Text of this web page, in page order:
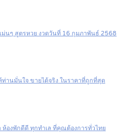
ม่นๆ สูตรหวย งวดวันที่ 16 กุมภาพันธ์ 2568
านมั่นใจ ขายได้จริง ในราคาที่ถูกที่สุด
ห้องพักดีดี ทุกทำเล ที่คุณต้องการทั่วไทย